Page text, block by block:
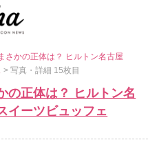
さかの正体は？ ヒルトン名古屋
> 写真・詳細 15枚目
の正体は？ ヒルトン名
イーツビュッフェ